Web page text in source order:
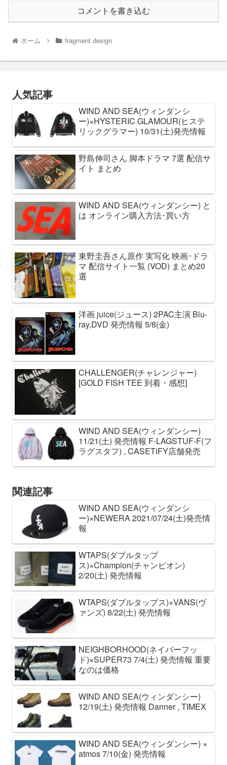
コメントを書き込む
ホーム fragment design
人気記事
WIND AND SEA(ウィンダンシ
ー)×HYSTERIC GLAMOUR(ヒステ
リックグラマー) 10/31(土)発売情報
野島伸司さん 脚本ドラマ 7選 配信サ
イト まとめ
WIND AND SEA(ウィンダンシー) と
は オンライン購入方法･買い方
東野圭吾さん原作 実写化 映画･ドラ
マ 配信サイト一覧 (VOD) まとめ20
選
洋画 juice(ジュース) 2PAC主演 Blu-
ray,DVD 発売情報 5/8(金)
CHALLENGER(チャレンジャー)
[GOLD FISH TEE 到着・感想]
WIND AND SEA(ウィンダンシー)
11/21(土) 発売情報 F-LAGSTUF-F(フ
ラグスタフ) , CASETiFY店舗発売
関連記事
WIND AND SEA(ウィンダンシ
ー)×NEWERA 2021/07/24(土)発売情
報
WTAPS(ダブルタップ
ス)×Champion(チャンピオン)
2/20(土) 発売情報
WTAPS(ダブルタップス)×VANS(ヴ
ァンズ) 8/22(土) 発売情報
NEIGHBORHOOD(ネイバーフッ
ド)×SUPER73 7/4(土) 発売情報 重要
なのは価格
WIND AND SEA(ウィンダンシー)
12/19(土) 発売情報 Danner , TIMEX
WIND AND SEA(ウィンダンシー) ×
atmos 7/10(金) 発売情報